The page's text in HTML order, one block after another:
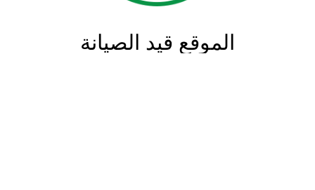
الموقع قيد الصيانة